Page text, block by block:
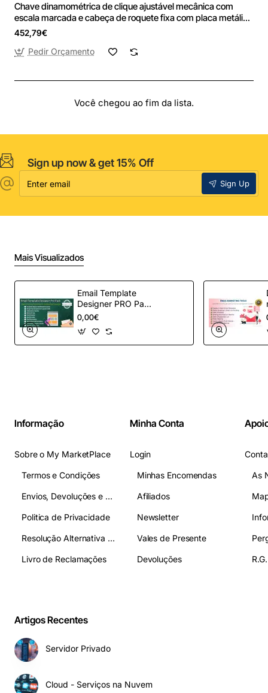
Chave dinamométrica de clique ajustável mecânica com
escala marcada e cabeça de roquete fixa com placa metálica
452,79€
Pedir Orçamento
Você chegou ao fim da lista.
Sign up now & get 15% Off
Enter
email
Sign Up
Mais Visualizados
Email Template
Designer PRO Pack
– Automação de e-
mail definitiva para
OpenCart
0,00€
Informação
Sobre o My MarketPlace
Termos e Condições
Envios, Devoluções e Pagamentos
Politica de Privacidade
Resolução Alternativa de Litígios
Livro de Reclamações
Minha Conta
Login
Minhas Encomendas
Afiliados
Newsletter
Vales de Presente
Devoluções
As
Artigos Recentes
Servidor Privado
Cloud - Serviços na Nuvem